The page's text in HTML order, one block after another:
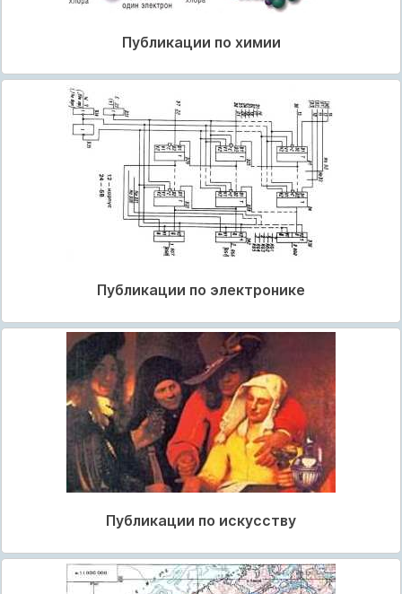
Публикации по химии
Публикации по электронике
Публикации по искусству